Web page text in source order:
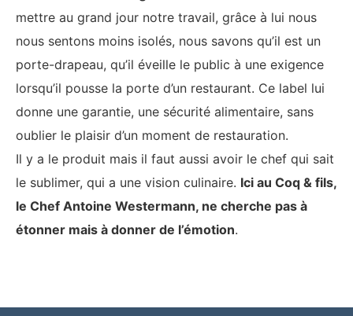
mettre au grand jour notre travail, grâce à lui nous
nous sentons moins isolés, nous savons qu’il est un
porte-drapeau, qu’il éveille le public à une exigence
lorsqu’il pousse la porte d’un restaurant. Ce label lui
donne une garantie, une sécurité alimentaire, sans
oublier le plaisir d’un moment de restauration.
Il y a le produit mais il faut aussi avoir le chef qui sait
le sublimer, qui a une vision culinaire. Ici au Coq & fils,
le Chef Antoine Westermann, ne cherche pas à
étonner mais à donner de l’émotion.